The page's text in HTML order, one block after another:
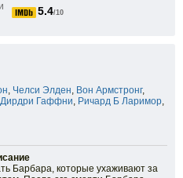
5.4/10
, Челси Элден, Вон Армстронг,
Дирдри Гаффни, Ричард Б Ларимор,
Барбара, которые ухаживают за